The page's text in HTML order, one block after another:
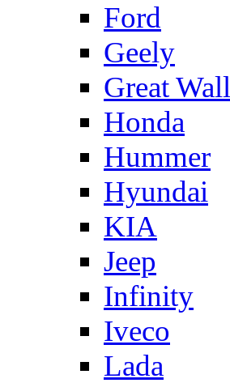
Ford
Geely
Great Wall
Honda
Hummer
Hyundai
KIA
Jeep
Infinity
Iveco
Lada